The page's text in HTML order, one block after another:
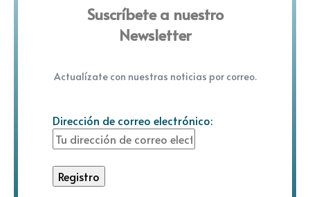
Suscríbete a nuestro
Newsletter
Actualízate con nuestras noticias por correo.
Dirección de correo electrónico: